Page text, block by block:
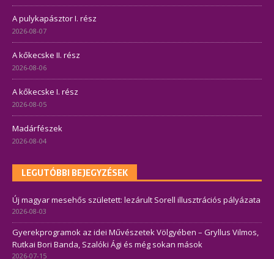
A pulykapásztor I. rész
2026-08-07
A kőkecske II. rész
2026-08-06
A kőkecske I. rész
2026-08-05
Madárfészek
2026-08-04
LEGUTÓBBI BEJEGYZÉSEK
Új magyar mesehős született: lezárult Sorell illusztrációs pályázata
2026-08-03
Gyerekprogramok az idei Művészetek Völgyében – Gryllus Vilmos,
Rutkai Bori Banda, Szalóki Ági és még sokan mások
2026-07-15